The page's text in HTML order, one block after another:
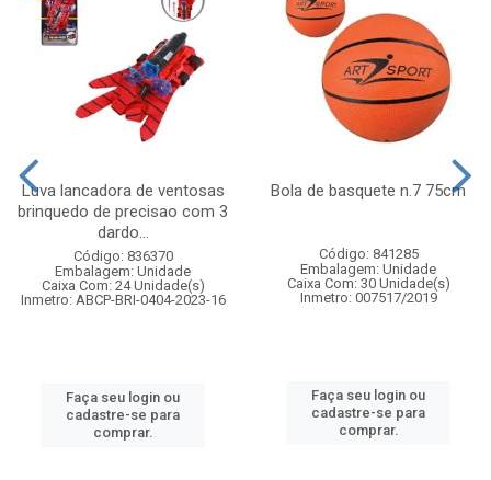
Luva lancadora de ventosas
brinquedo de precisao com 3
dardo...
Código: 836370
Embalagem: Unidade
Caixa Com: 24 Unidade(s)
Inmetro: ABCP-BRI-0404-2023-16
Faça seu login ou
cadastre-se para
comprar.
Bola de basquete n.7 75cm
Código: 841285
Embalagem: Unidade
Caixa Com: 30 Unidade(s)
Inmetro: 007517/2019
Faça seu login ou
cadastre-se para
comprar.